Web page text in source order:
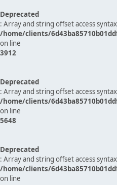
Deprecated
: Array and string offset access
/home/clients/
on line
3912
Deprecated
: Array and string offset access
/home/clients/
on line
5648
Deprecated
: Array and string offset access
/home/clients/
on line